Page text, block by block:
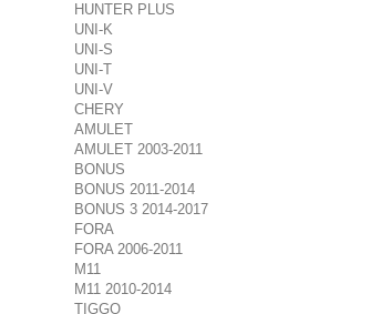
HUNTER PLUS
UNI-K
UNI-S
UNI-T
UNI-V
CHERY
AMULET
AMULET 2003-2011
BONUS
BONUS 2011-2014
BONUS 3 2014-2017
FORA
FORA 2006-2011
M11
M11 2010-2014
TIGGO